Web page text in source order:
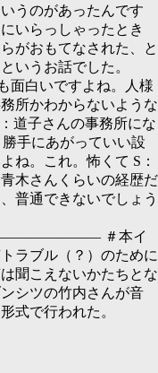
うのがあったんです
いらっしゃったとき
がおもてなされた、と
いうお話でした。
面白いですよね。人様
所かわからないような
道子さんの事務所にな
勝手にあがっていい設
ね。これ。怖くて S：
木さんくらいの経歴だ
普通できないでしょう
＃本イ
ラブル（？）のために
聞こえないかたちとな
シツの竹内さんが音
式で行われた。